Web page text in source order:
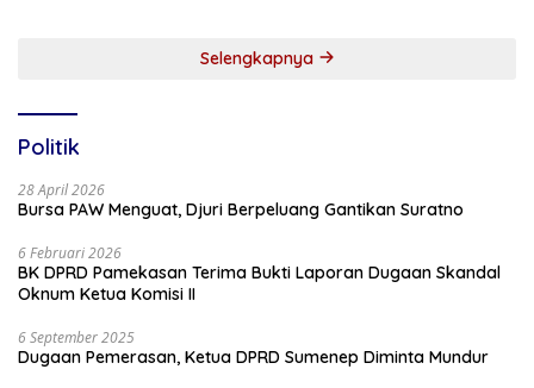
Selengkapnya
Politik
28 April 2026
Bursa PAW Menguat, Djuri Berpeluang Gantikan Suratno
6 Februari 2026
BK DPRD Pamekasan Terima Bukti Laporan Dugaan Skandal
Oknum Ketua Komisi II
6 September 2025
Dugaan Pemerasan, Ketua DPRD Sumenep Diminta Mundur